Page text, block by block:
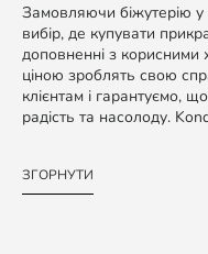
Замовляючи біжутерію
вибір, де купувати
доповненні з корисними
ціною зроблять свою
клієнтам і гарантуємо,
радість та насолоду.
ЗГОРНУТИ